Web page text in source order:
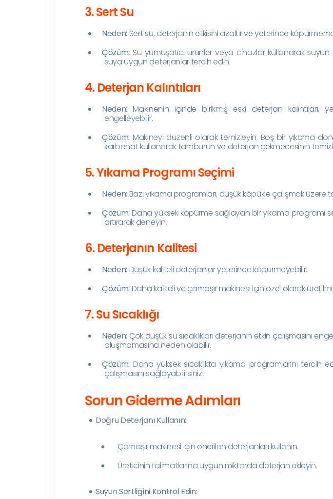
3. Sert Su
Neden: Sert su, deterjanın etkisini azaltır ve yeterince
Çözüm: Su yumuşatıcı ürünler veya cihazlar kullanarak suyun
suya uygun deterjanlar tercih edin.
4. Deterjan Kalıntıları
Neden: Makinenin içinde birikmiş eski deterjan kalıntıları,
engelleyebilir.
Çözüm: Makineyi düzenli olarak temizleyin. Boş bir yıkama
karbonat kullanarak tamburun ve deterjan çekmecesinin
5. Yıkama Programı Seçimi
Neden: Bazı yıkama programları, düşük köpükle çalışmak üzere
Çözüm: Daha yüksek köpürme sağlayan bir yıkama programı
artırarak deneyin.
6. Deterjanın Kalitesi
Neden: Düşük kaliteli deterjanlar yeterince köpürmeyebilir.
Çözüm: Daha kaliteli ve çamaşır makinesi için özel olarak
7. Su Sıcaklığı
Neden: Çok düşük su sıcaklıkları deterjanın etkin çalışmasını
oluşmamasına neden olabilir.
Çözüm: Daha yüksek sıcaklıkta yıkama programlarını tercih
çalışmasını sağlayabilirsiniz.
Sorun Giderme Adımları
Doğru Deterjanı Kullanın:
Çamaşır makinesi için önerilen deterjanları kullanın.
Üreticinin talimatlarına uygun miktarda deterjan ekleyin.
Suyun Sertliğini Kontrol Edin: